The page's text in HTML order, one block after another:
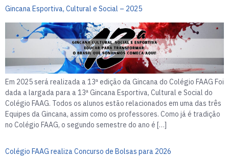
Gincana Esportiva, Cultural e Social – 2025
Em 2025 será realizada a 13ª edição da Gincana do Colégio FAAG Foi
dada a largada para a 13ª Gincana Esportiva, Cultural e Social do
Colégio FAAG. Todos os alunos estão relacionados em uma das três
Equipes da Gincana, assim como os professores. Como já é tradição
no Colégio FAAG, o segundo semestre do ano é […]
Colégio FAAG realiza Concurso de Bolsas para 2026